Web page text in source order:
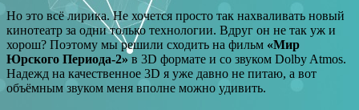
Но это всё лирика. Не хочется просто так нахваливать новый
кинотеатр за одни только технологии. Вдруг он не так уж и
хорош? Поэтому мы решили сходить на фильм «Мир
Юрского Периода-2» в 3D формате и со звуком Dolby Atmos.
Надежд на качественное 3D я уже давно не питаю, а вот
объёмным звуком меня вполне можно удивить.